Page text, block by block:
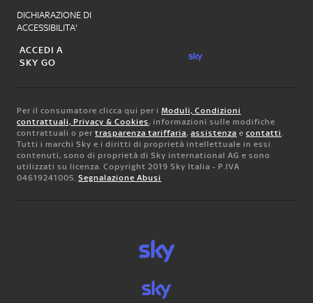
DICHIARAZIONE DI
ACCESSIBILITA'
ACCEDI A
SKY GO
Per il consumatore clicca qui per i Moduli, Condizioni
contrattuali, Privacy & Cookies, informazioni sulle modifiche
contrattuali o per trasparenza tariffaria, assistenza e contatti.
Tutti i marchi Sky e i diritti di proprietà intellettuale in essi
contenuti, sono di proprietà di Sky international AG e sono
utilizzati su licenza. Copyright 2019 Sky Italia - P.IVA
04619241005. Segnalazione Abusi